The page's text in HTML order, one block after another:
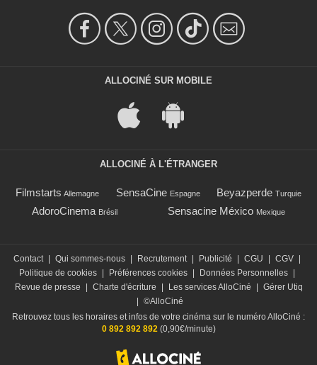
ALLOCINÉ SUR MOBILE
ALLOCINÉ À L'ÉTRANGER
Filmstarts Allemagne SensaCine Espagne Beyazperde Turquie
AdoroCinema Brésil Sensacine México Mexique
Contact | Qui sommes-nous | Recrutement | Publicité | CGU | CGV |
Politique de cookies | Préférences cookies | Données Personnelles |
Revue de presse
| Charte d'écriture | Les services AlloCiné | Gérer Utiq
| ©AlloCiné
Retrouvez tous les horaires et infos de votre cinéma sur le numéro AlloCiné :
0 892 892 892 (0,90€/minute)